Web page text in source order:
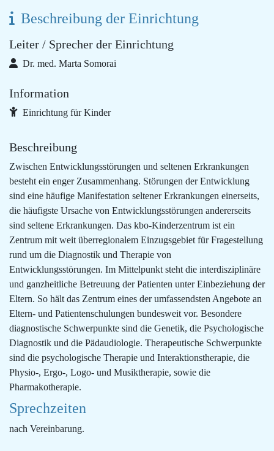
Beschreibung der Einrichtung
Leiter / Sprecher der Einrichtung
Dr. med. Marta Somorai
Information
Einrichtung für Kinder
Beschreibung
Zwischen Entwicklungsstörungen und seltenen Erkrankungen
besteht ein enger Zusammenhang. Störungen der Entwicklung
sind eine häufige Manifestation seltener Erkrankungen einerseits,
die häufigste Ursache von Entwicklungsstörungen andererseits
sind seltene Erkrankungen. Das kbo-Kinderzentrum ist ein
Zentrum mit weit überregionalem Einzugsgebiet für Fragestellung
rund um die Diagnostik und Therapie von
Entwicklungsstörungen. Im Mittelpunkt steht die interdisziplinäre
und ganzheitliche Betreuung der Patienten unter Einbeziehung der
Eltern. So hält das Zentrum eines der umfassendsten Angebote an
Eltern- und Patientenschulungen bundesweit vor. Besondere
diagnostische Schwerpunkte sind die Genetik, die Psychologische
Diagnostik und die Pädaudiologie. Therapeutische Schwerpunkte
sind die psychologische Therapie und Interaktionstherapie, die
Physio-, Ergo-, Logo- und Musiktherapie, sowie die
Pharmakotherapie.
Sprechzeiten
nach Vereinbarung.